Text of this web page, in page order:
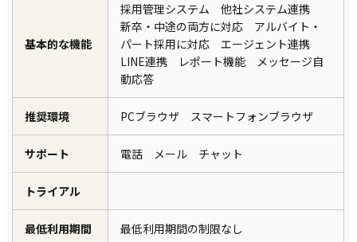
基本的な機能
採用管理システム 他社システム連携
新卒・中途の両方に対応 アルバイト・
パート採用に対応 エージェント連携
LINE連携 レポート機能 メッセージ自
動応答
推奨環境 PCブラウザ スマートフォンブラウザ
サポート 電話 メール チャット
トライアル
最低利用期間 最低利用期間の制限なし